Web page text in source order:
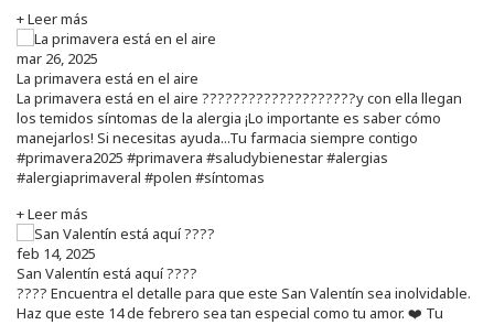
+ Leer más
mar 26, 2025
La primavera está en el aire
La primavera está en el aire ????????????????????y con ella llegan
los temidos síntomas de la alergia ¡Lo importante es saber cómo
manejarlos! Si necesitas ayuda...Tu farmacia siempre contigo
#primavera2025 #primavera #saludybienestar #alergias
#alergiaprimaveral #polen #síntomas
+ Leer más
feb 14, 2025
San Valentín está aquí ????
???? Encuentra el detalle para que este San Valentín sea inolvidable.
Haz que este 14 de febrero sea tan especial como tu amor. ❤️ Tu